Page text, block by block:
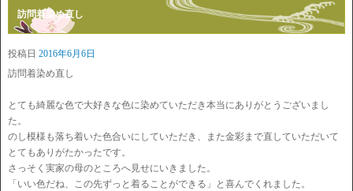
訪問着染め直し
投稿日 2016年6月6日
訪問着染め直し
とても綺麗な色で大好きな色に染めていただき本当にありがとうございまし
た。
のし模様も落ち着いた色合いにしていただき、また金彩まで直していただいて
とてもありがたかったです。
さっそく実家の母のところへ見せにいきました。
「いい色だね、この先ずっと着ることができる」と喜んでくれました。